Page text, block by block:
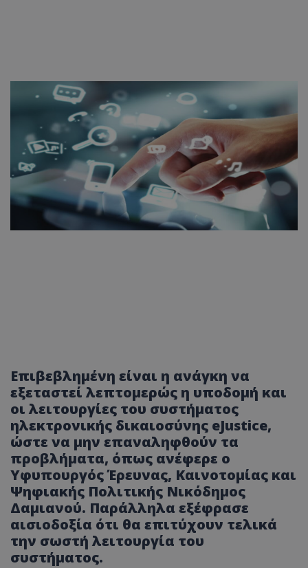
Επιβεβλημένη είναι η ανάγκη να
εξεταστεί λεπτομερώς η υποδομή και
οι λειτουργίες του συστήματος
ηλεκτρονικής δικαιοσύνης eJustice,
ώστε να μην επαναληφθούν τα
προβλήματα, όπως ανέφερε ο
Υφυπουργός Έρευνας, Καινοτομίας και
Ψηφιακής Πολιτικής Νικόδημος
Δαμιανού. Παράλληλα εξέφρασε
αισιοδοξία ότι θα επιτύχουν τελικά
την σωστή λειτουργία του
συστήματος.